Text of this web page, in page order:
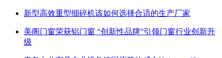
新型高效重型细碎机该如何选择合适的生产厂家
美阁门窗荣获铝门窗 “创新性品牌”引领门窗行业创新升
级